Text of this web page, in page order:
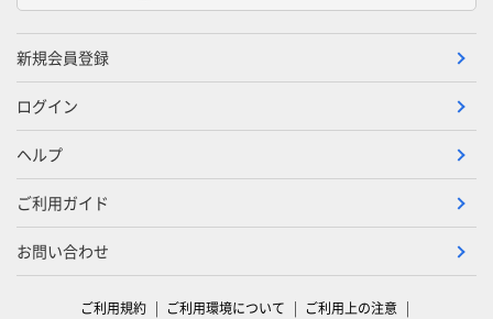
新規会員登録
ログイン
ヘルプ
ご利用ガイド
お問い合わせ
ご利用規約 ご利用環境について ご利用上の注意